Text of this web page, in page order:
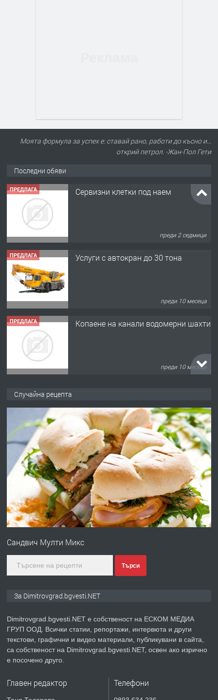
Моята формула за успех е: ставай рано, работи до късно и...
открий петрол. -Жан-Пол Гети
Последни обяви
ПРЕДЛАГА Сервизни клетки под наем
преди 2 седмици
ПРЕДЛАГА Услуги с автокран до 30 тона
преди 10 месеца
ПРЕДЛАГА Копаене на канали водомерни шахти
преди 10 месеца
преди 11 месеца
ПРЕДЛАГА
Отпушване на канали тоалетни
вертикални щрангове
преди 11 месеца
ПРЕДЛАГА Онлайн магазин за всички!
преди 2 месеца
ПРЕДЛАГА Къща в Странско
Случайна рецепта
Сандвич Мулти Микс
Търси
За Dimitrovgrad.bgvesti.NET
Dimitrovgrad.bgvesti.NET е собственост на ЕСКОМ МЕДИА
ГРУП ООД. Всички статии, репортажи, интервюта и други
текстови, графични и видео материали, публикувани в сайта,
са собственост на Dimitrovgrad.bgvesti.NET, освен ако изрично
е посочено друго.
Главен редактор Телефони